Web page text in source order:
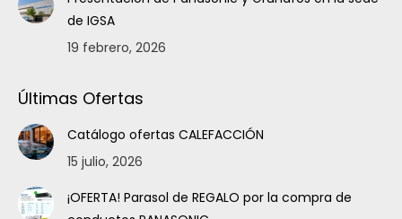
de IGSA
19 febrero, 2026
Últimas Ofertas
Catálogo ofertas CALEFACCIÓN
15 julio, 2026
¡OFERTA! Parasol de REGALO por la compra de